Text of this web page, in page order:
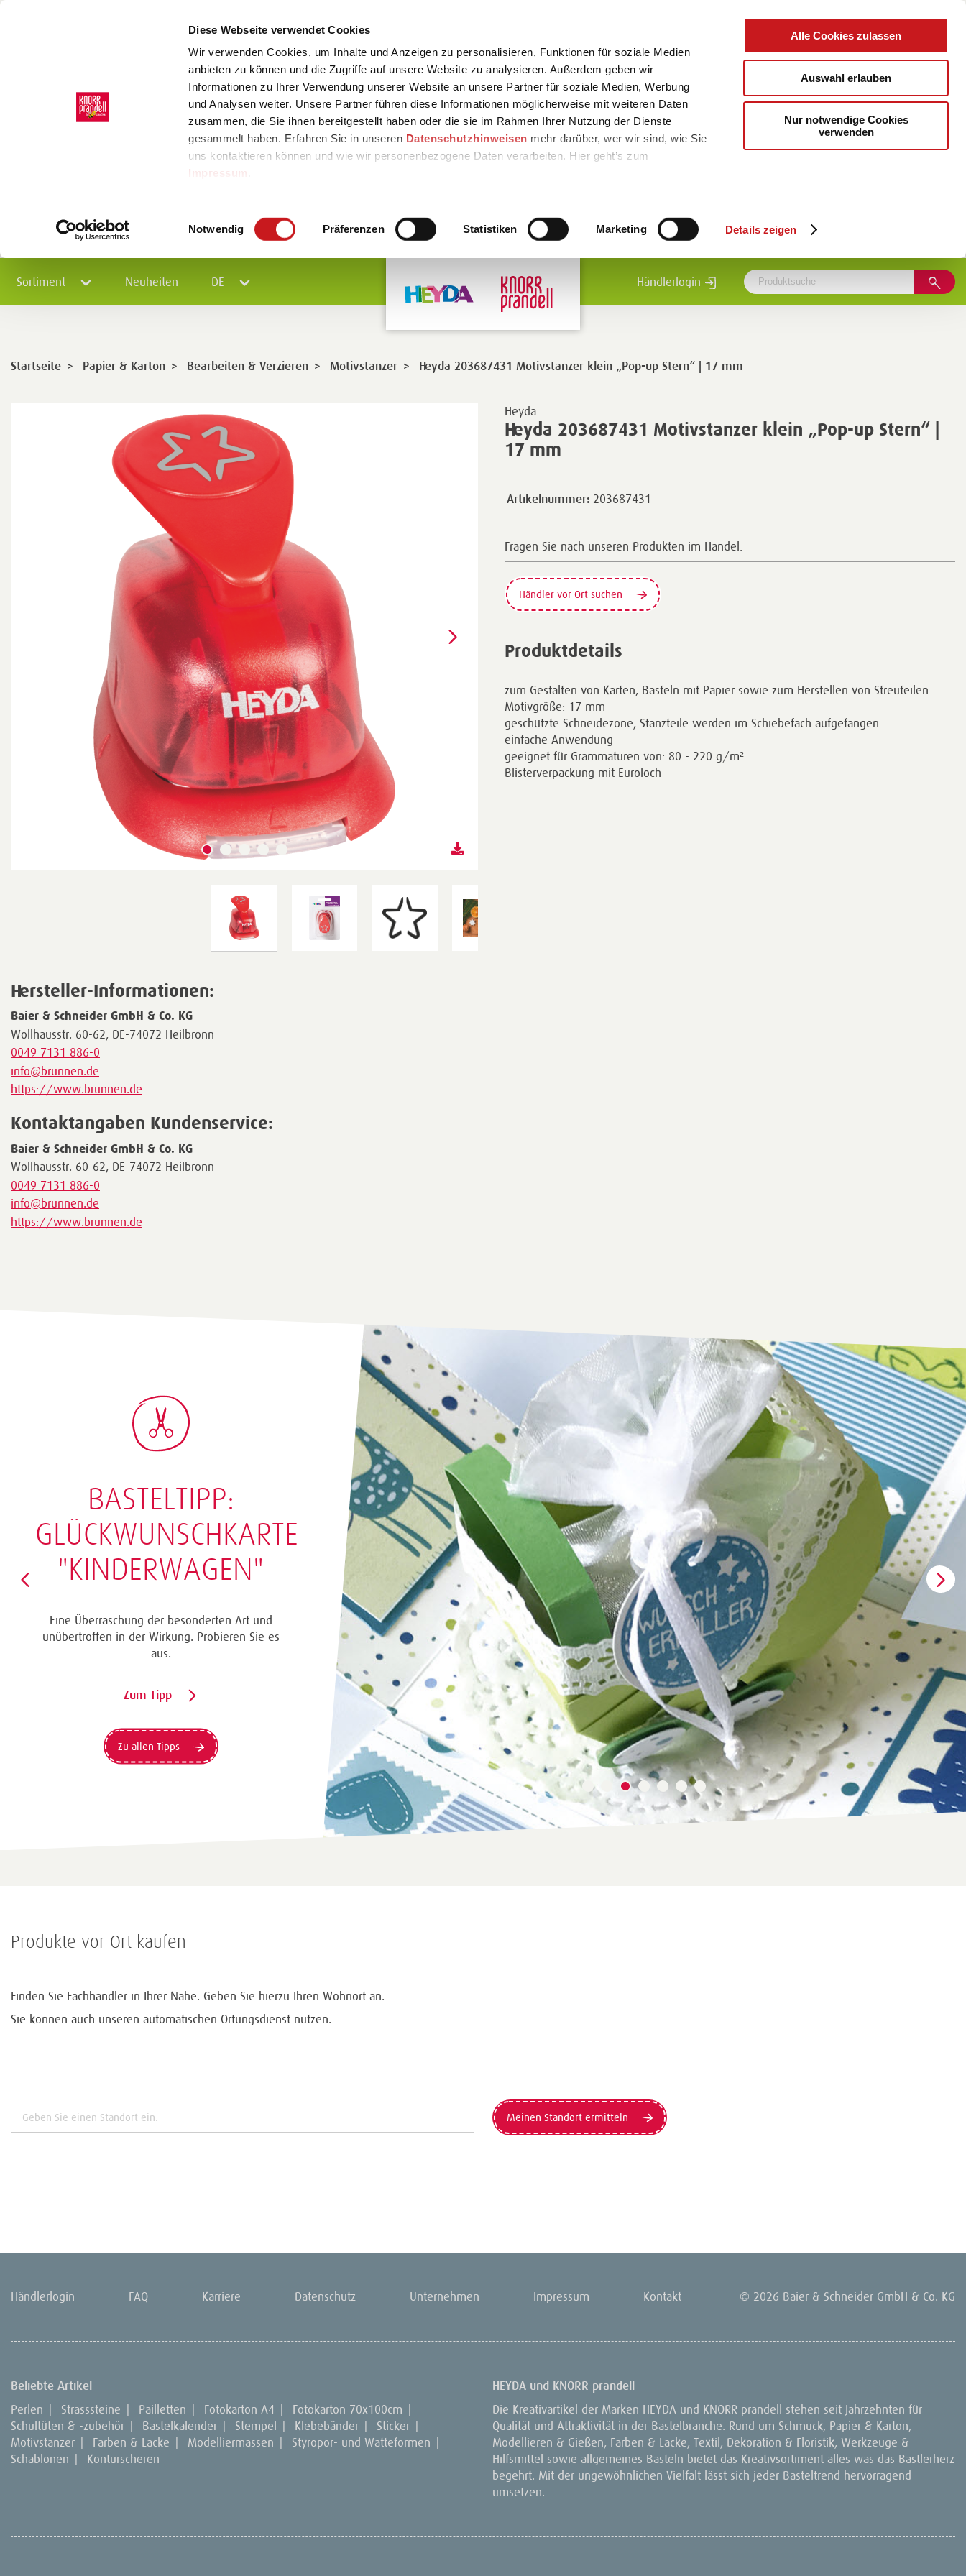
Diese Webseite verwendet Cookies
Wir verwenden Cookies, um Inhalte und Anzeigen zu personalisieren, Funktionen für soziale Medien
anbieten zu können und die Zugriffe auf unsere Website zu analysieren. Außerdem geben wir
Informationen zu Ihrer Verwendung unserer Website an unsere Partner für soziale Medien, Werbung
und Analysen weiter. Unsere Partner führen diese Informationen möglicherweise mit weiteren Daten
zusammen, die Sie ihnen bereitgestellt haben oder die sie im Rahmen Ihrer Nutzung der Dienste
gesammelt haben. Erfahren Sie in unseren Datenschutzhinweisen mehr darüber, wer wir sind, wie Sie
uns kontaktieren können und wie wir personenbezogene Daten verarbeiten. Hier geht’s zum
Impressum
Einwilligungsauswahl
Notwendig Präferenzen Statistiken Marketing Details zeigen
Alle Cookies zulassen
Auswahl erlauben
Nur notwendige Cookies
verwenden
Sortiment Neuheiten DE Händlerlogin
Heyda
Heyda 203687431 Motivstanzer klein „Pop-up Stern“ |
17 mm
Startseite > Papier & Karton > Bearbeiten & Verzieren > Motivstanzer > Heyda 203687431 Motivstanzer klein „Pop-up Stern“ | 17 mm
Artikelnummer: 203687431
Fragen Sie nach unseren Produkten im Handel:
Händler vor Ort suchen
Produktdetails
zum Gestalten von Karten, Basteln mit Papier sowie zum Herstellen von Streuteilen
Motivgröße: 17 mm
geschützte Schneidezone, Stanzteile werden im Schiebefach aufgefangen
einfache Anwendung
geeignet für Grammaturen von: 80 - 220 g/m²
Blisterverpackung mit Euroloch
Hersteller-Informationen:
Baier & Schneider GmbH & Co. KG
Wollhausstr. 60-62, DE-74072 Heilbronn
0049 7131 886-0
info@brunnen.de
https://www.brunnen.de
Kontaktangaben Kundenservice:
Baier & Schneider GmbH & Co. KG
Wollhausstr. 60-62, DE-74072 Heilbronn
0049 7131 886-0
info@brunnen.de
https://www.brunnen.de
BASTELTIPP:
GLÜCKWUNSCHKARTE
"KINDERWAGEN"
Eine Überraschung der besonderten Art und
unübertroffen in der Wirkung. Probieren Sie es
aus.
Zum Tipp
Zu allen Tipps
Produkte vor Ort kaufen
Finden Sie Fachhändler in Ihrer Nähe. Geben Sie hierzu Ihren Wohnort an.
Sie können auch unseren automatischen Ortungsdienst nutzen.
Meinen Standort ermitteln
Händlerlogin FAQ Karriere Datenschutz Unternehmen Impressum Kontakt © 2026 Baier & Schneider GmbH & Co. KG
Beliebte Artikel
Perlen Strasssteine Pailletten Fotokarton A4 Fotokarton 70x100cm
Schultüten & -zubehör
Bastelkalender Stempel Klebebänder Sticker
Motivstanzer
Farben & Lacke Modelliermassen Styropor- und Watteformen
Schablonen
Konturscheren
HEYDA und KNORR prandell
Die Kreativartikel der Marken HEYDA und KNORR prandell stehen seit Jahrzehnten für
Qualität und Attraktivität in der Bastelbranche. Rund um Schmuck, Papier & Karton,
Modellieren & Gießen, Farben & Lacke, Textil, Dekoration & Floristik, Werkzeuge &
Hilfsmittel sowie allgemeines Basteln bietet das Kreativsortiment alles was das Bastlerherz
begehrt. Mit der ungewöhnlichen Vielfalt lässt sich jeder Basteltrend hervorragend
umsetzen.